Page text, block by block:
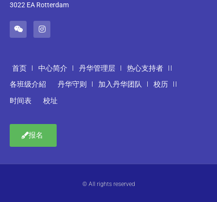
3022 EA Rotterdam
首页 中心简介 丹华管理层
热心支持者
各班级介紹
丹华守则 加入丹华团队
校历
时间表
校址
报名
© All rights reserved